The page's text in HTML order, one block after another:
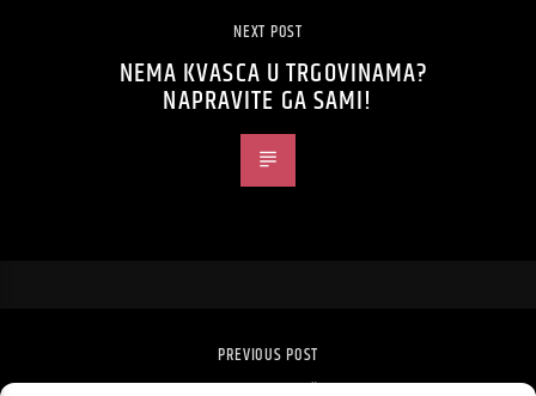
NEXT POST
NEMA KVASCA U TRGOVINAMA?
NAPRAVITE GA SAMI!
PREVIOUS POST